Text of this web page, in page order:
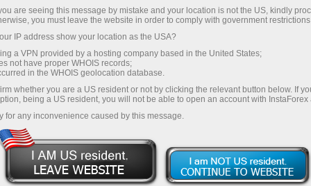
Mở tài khoản giao dịch
Mở tài khoản demo
Tin tức RSS của Công ty InstaForex đưa ra những phân tích,
đánh giá và nhận định mới nhất về thị trường Forex cũng
như những thông tin mới nhất về Công ty dưới một định
dạng thuận tiện nhất cho người dùng.
are seeing this message by mistake and your location is not the US, kindly
you must leave the website in order to comply with government
IP address show your location as the USA?
a VPN provided by a hosting company based in the United States;
not have proper WHOIS records;
in the WHOIS geolocation database.
whether you are a US resident or not by clicking the relevant button below. If
being a US resident, you will not be able to open an account with InstaForex
for any inconvenience caused by this message.